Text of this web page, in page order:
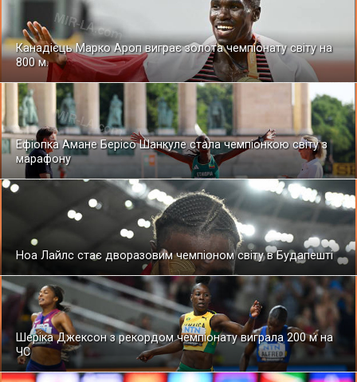
Канадієць Марко Ароп виграє золота чемпіонату світу на
800 м.
Ефіопка Амане Берісо Шанкуле стала чемпіонкою світу з
марафону
Ноа Лайлс стає дворазовим чемпіоном світу в Будапешті
Шеріка Джексон з рекордом чемпіонату виграла 200 м на
ЧС